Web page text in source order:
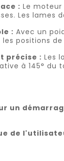
: Le moteur
Les
: Avec un
positions
précise : Les
à 145°
un
de